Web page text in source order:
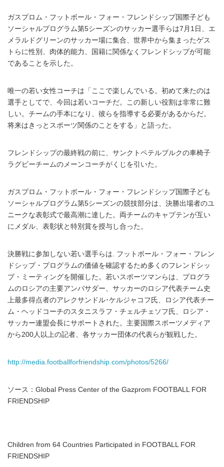
ガスプロム・フットボール・フォー・フレンドシップ国際子ども
ソーシャルプログラム第5シーズンのサッカー選手らは7月1日、エ
メラルドグリーンのサッカー場に集合、世界中から集まったゲス
トらに性別、肉体的能力、国籍に関係なくフレンドシップが可能
であることを示した。
唯一の若い女性コーチは「ここで楽しんでいる。初めて来たのは
選手としてで、今回は若いコーチだ。この新しい役割は非常に難
しい。チームの手本になり、彼らを指導する必要があるからだ。
将来はきっとスポーツ関係のことをする」と語った。
フレンドシップの最終戦の前に、サンクトペテルブルクの車椅子
ラグビーチームのメーンコーチがくじを引いた。
ガスプロム・フットボール・フォー・フレンドシップ国際子ども
ソーシャルプログラム第5シーズンの競技部分は、決勝出場者のユ
ニークな表彰式で最高潮に達した。両チームのキャプテンが互い
にメダル、表彰状と特別賞を授与し合った。
決勝戦に参加しない若い選手らは. フットボール・フォー・フレン
ドシップ・プログラムの価値を確認するため多くのフレンドシッ
プ・ミーティングを開催した。若いスポーツマンらは、プログラ
ムのロシアの主要アンバサダー、サッカーのロシア代表チーム史
上最多得点者のアレクサンドル･ケルジャコフ氏、ロシア代表チー
ム・ヘッドコーチのスタニスラフ・チェルチェソフ氏、ロシア・
サッカー連盟会長にサポートされた。主要国際スポーツメディア
から200人以上の記者、各サッカー団体の代表らが観戦した。
http://media.footballforfriendship.com/photos/5266/
ソース：Global Press Center of the Gazprom FOOTBALL FOR
FRIENDSHIP
Children from 64 Countries Participated in FOOTBALL FOR
FRIENDSHIP